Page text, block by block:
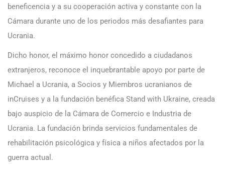
beneficencia y a su cooperación activa y constante con la
Cámara durante uno de los periodos más desafiantes para
Ucrania.
Dicho honor, el máximo honor concedido a ciudadanos
extranjeros, reconoce el inquebrantable apoyo por parte de
Michael a Ucrania, a Socios y Miembros ucranianos de
inCruises y a la fundación benéfica Stand with Ukraine, creada
bajo auspicio de la Cámara de Comercio e Industria de
Ucrania. La fundación brinda servicios fundamentales de
rehabilitación psicológica y física a niños afectados por la
guerra actual.